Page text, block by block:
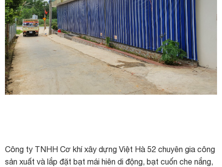
Công ty TNHH Cơ khí xây dựng Việt Hà 52 chuyên gia công
sản xuất và lắp đặt bạt mái hiên di động, bạt cuốn che nắng,